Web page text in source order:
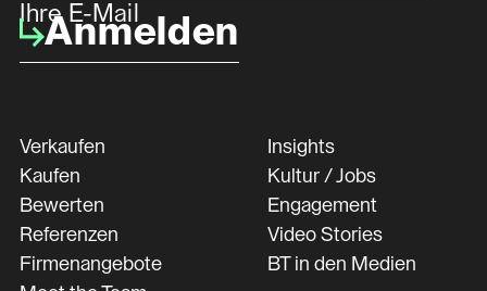
Ihre E-Mail
Anmelden
Verkaufen
Kaufen
Bewerten
Referenzen
Firmenangebote
Insights
Kultur / Jobs
Engagement
Video Stories
BT in den Medien